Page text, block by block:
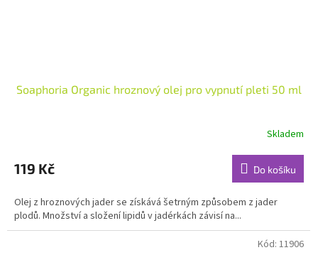
Soaphoria Organic hroznový olej pro vypnutí pleti 50 ml
produktu
je
z
5
hvězdiček.
Skladem
119 Kč Do košíku
Olej z hroznových jader se získává šetrným způsobem z jader
plodů. Množství a složení lipidů v jadérkách závisí na...
Kód: 11906